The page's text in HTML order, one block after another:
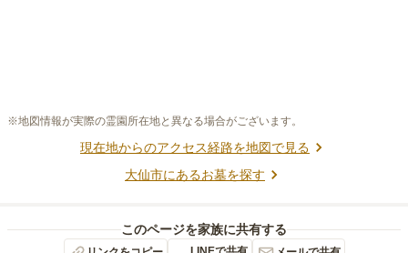
※地図情報が実際の霊園所在地と異なる場合がございます。
現在地からのアクセス経路を地図で見る
大仙市にあるお墓を探す
このページを家族に共有する